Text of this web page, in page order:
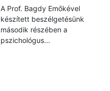
A Prof. Bagdy Emőkével
készített beszélgetésünk
második részében a
pszichológus...